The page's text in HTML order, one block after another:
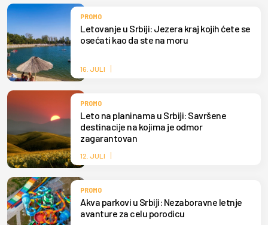
PROMO
Letovanje u Srbiji: Jezera kraj kojih ćete se
osećati kao da ste na moru
16. JULI
PROMO
Leto na planinama u Srbiji: Savršene
destinacije na kojima je odmor
zagarantovan
12. JULI
PROMO
Akva parkovi u Srbiji: Nezaboravne letnje
avanture za celu porodicu